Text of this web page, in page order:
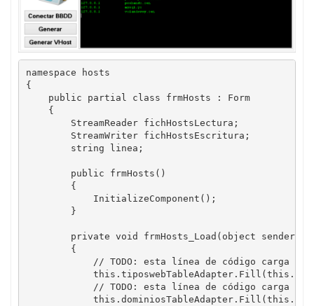
namespace hosts
{
    public partial class frmHosts : Form
    {
        StreamReader fichHostsLectura;
        StreamWriter fichHostsEscritura;
        string linea;
        public frmHosts()
        {
            InitializeComponent();
        }
private void frmHosts_Load(object sender,
        {
// TODO: esta línea de código carga
// TODO: esta línea de código carga